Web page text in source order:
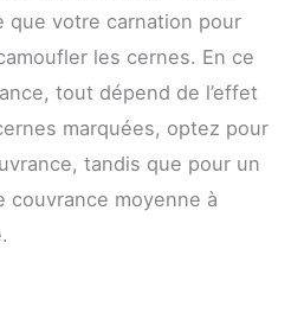
que votre carnation pour
les cernes. En ce
tout dépend de l’effet
marquées, optez pour
tandis que pour un
moyenne à